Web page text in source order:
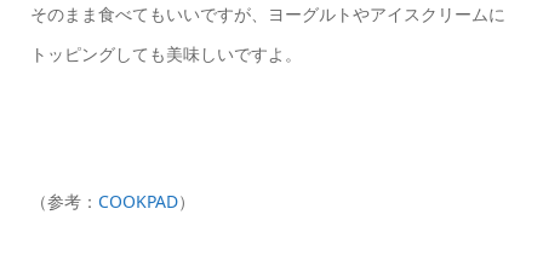
そのまま食べてもいいですが、ヨーグルトやアイスクリームに
トッピングしても美味しいですよ。
（参考： COOKPAD）